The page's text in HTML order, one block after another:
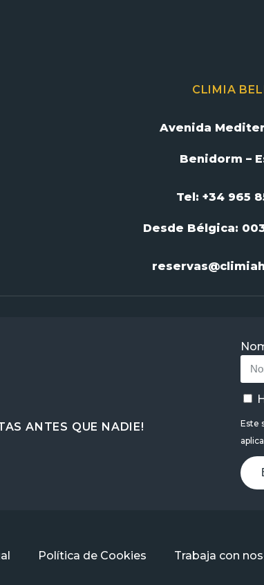
CLIMIA
Avenida
Benidorm –
Tel: +34 965
Desde Bélgica:
ANTES QUE NADIE! Este
Política de Cookies Trabaja con